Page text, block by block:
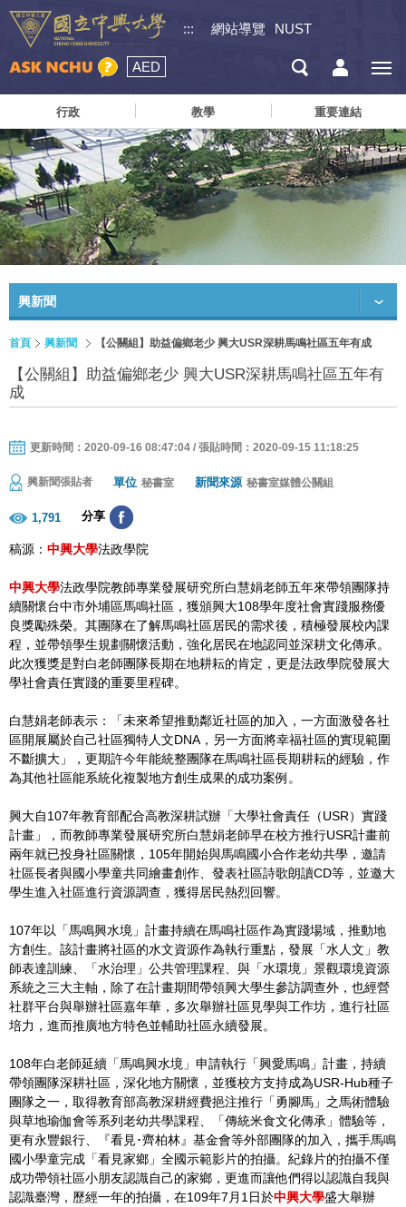
::: 網站導覽 NUST
AED
行政 教學 重要連結
興新聞
首頁 興新聞 【公關組】助益偏鄉老少 興大USR深耕馬鳴社區五年有成
【公關組】助益偏鄉老少 興大USR深耕馬鳴社區五年有
成
更新時間：2020-09-16 08:47:04 / 張貼時間：2020-09-15 11:18:25
興新聞張貼者 單位 秘書室 新聞來源 秘書室媒體公關組
1,791 分享
稿源： 中興大學法政學院
中興大學法政學院教師專業發展研究所白慧娟老師五年來帶領團隊持
續關懷台中市外埔區馬鳴社區，獲頒興大108學年度社會實踐服務優
良獎勵殊榮。其團隊在了解馬鳴社區居民的需求後，積極發展校內課
程，並帶領學生規劃關懷活動，強化居民在地認同並深耕文化傳承。
此次獲獎是對白老師團隊長期在地耕耘的肯定，更是法政學院發展大
學社會責任實踐的重要里程碑。
白慧娟老師表示：「未來希望推動鄰近社區的加入，一方面激發各社
區開展屬於自己社區獨特人文DNA，另一方面將幸福社區的實現範圍
不斷擴大」，更期許今年能統整團隊在馬鳴社區長期耕耘的經驗，作
為其他社區能系統化複製地方創生成果的成功案例。
興大自107年教育部配合高教深耕試辦「大學社會責任（USR）實踐
計畫」，而教師專業發展研究所白慧娟老師早在校方推行USR計畫前
兩年就已投身社區關懷，105年開始與馬鳴國小合作老幼共學，邀請
社區長者與國小學童共同繪畫創作、發表社區詩歌朗讀CD等，並邀大
學生進入社區進行資源調查，獲得居民熱烈回響。
107年以「馬鳴興水境」計畫持續在馬鳴社區作為實踐場域，推動地
方創生。該計畫將社區的水文資源作為執行重點，發展「水人文」教
師表達訓練、「水治理」公共管理課程、與「水環境」景觀環境資源
系統之三大主軸，除了在計畫期間帶領興大學生參訪調查外，也經營
社群平台與舉辦社區嘉年華，多次舉辦社區見學與工作坊，進行社區
培力，進而推廣地方特色並輔助社區永續發展。
108年白老師延續「馬鳴興水境」申請執行「興愛馬鳴」計畫，持續
帶領團隊深耕社區，深化地方關懷，並獲校方支持成為USR-Hub種子
團隊之一，取得教育部高教深耕經費挹注推行「勇腳馬」之馬術體驗
與草地瑜伽會等系列老幼共學課程、「傳統米食文化傳承」體驗等，
更有永豐銀行、『看見･齊柏林』基金會等外部團隊的加入，攜手馬鳴
國小學童完成「看見家鄉」全國示範影片的拍攝。紀錄片的拍攝不僅
成功帶領社區小朋友認識自己的家鄉，更進而讓他們得以認識自我與
認識臺灣，歷經一年的拍攝，在109年7月1日於中興大學盛大舉辦